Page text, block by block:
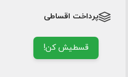
پرداخت اقساطی
قسطیش کن!